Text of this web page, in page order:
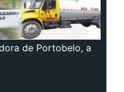
de Portobelo, a